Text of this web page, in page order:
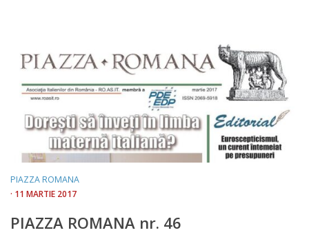
PIAZZA ROMANA
· 11 MARTIE 2017
PIAZZA ROMANA nr. 46